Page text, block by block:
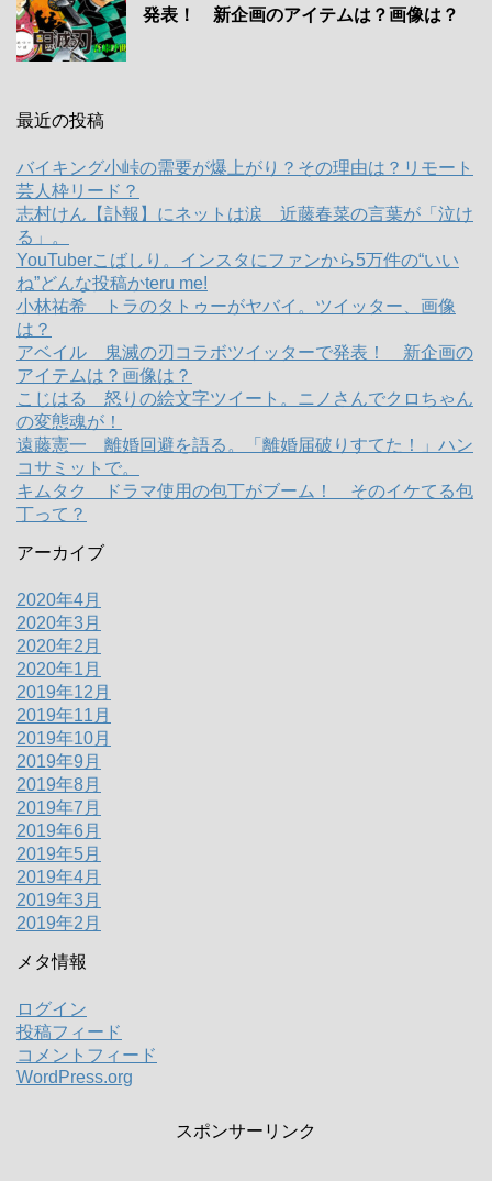
発表！ 新企画のアイテムは？画像は？
最近の投稿
バイキング小峠の需要が爆上がり？その理由は？リモート
芸人枠リード？
志村けん【訃報】にネットは涙 近藤春菜の言葉が「泣け
る」。
YouTuberこばしり。インスタにファンから5万件の“いい
ね”どんな投稿かteru me!
小林祐希 トラのタトゥーがヤバイ。ツイッター、画像
は？
アベイル 鬼滅の刃コラボツイッターで発表！ 新企画の
アイテムは？画像は？
こじはる 怒りの絵文字ツイート。ニノさんでクロちゃん
の変態魂が！
遠藤憲一 離婚回避を語る。「離婚届破りすてた！」ハン
コサミットで。
キムタク ドラマ使用の包丁がブーム！ そのイケてる包
丁って？
アーカイブ
2020年4月
2020年3月
2020年2月
2020年1月
2019年12月
2019年11月
2019年10月
2019年9月
2019年8月
2019年7月
2019年6月
2019年5月
2019年4月
2019年3月
2019年2月
メタ情報
ログイン
投稿フィード
コメントフィード
WordPress.org
スポンサーリンク